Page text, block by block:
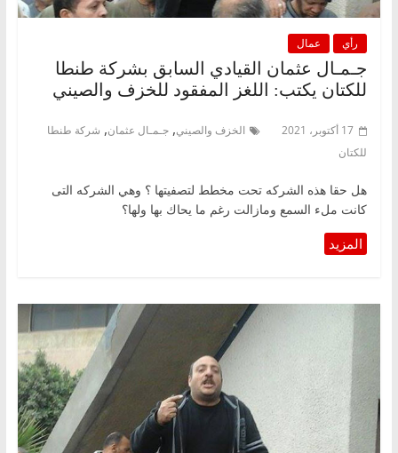
رأي عمال
جـمـال عثمان القيادي السابق بشركة طنطا
للكتان يكتب: اللغز المفقود للخزف والصيني
17 أكتوبر، 2021 الخزف والصيني, جـمـال عثمان, شركة طنطا
للكتان
هل حقا هذه الشركه تحت مخطط لتصفيتها ؟ وهي الشركه التى
كانت ملء السمع ومازالت رغم ما يحاك بها ولها؟